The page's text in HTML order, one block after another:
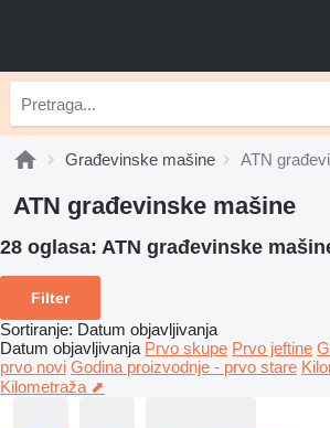
Građevinske mašine ATN
ATN građevinske mašine
28 oglasa: ATN građevinske
Filter
Sortiranje: Datum objavljivanja
Datum objavljivanja Prvo skupe Prvo jeftine
prvo novi Godina proizvodnje - prvo stare
Kilometraža ⬈